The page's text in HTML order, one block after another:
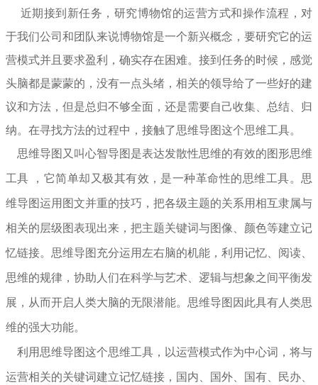
近期接到新任务，研究博物馆的运营方式和操作流程，对
于我们公司和团队来说博物馆是一个新兴概念，要研究它的运
营模式并且要求盈利，确实存在困难。接到任务的时候，感觉
头脑都是蒙蒙的，没有一点头绪，相关的领导给了一些好的建
议和方法，但是总归不够全面，还是需要自己收集、总结、归
纳。在寻找方法的过程中，接触了思维导图这个思维工具。
思维导图又叫心智导图是表达发散性思维的有效的图形思维
工具 ，它简单却又极其有效，是一种革命性的思维工具。思
维导图运用图文并重的技巧，把各级主题的关系用相互隶属与
相关的层级图表现出来，把主题关键词与图像、颜色等建立记
忆链接。思维导图充分运用左右脑的机能，利用记忆、阅读、
思维的规律，协助人们在科学与艺术、逻辑与想象之间平衡发
展，从而开启人类大脑的无限潜能。思维导图因此具有人类思
维的强大功能。
利用思维导图这个思维工具，以运营模式作为中心词，将与
运营相关的关键词建立记忆链接，国内、国外、国有、民办、